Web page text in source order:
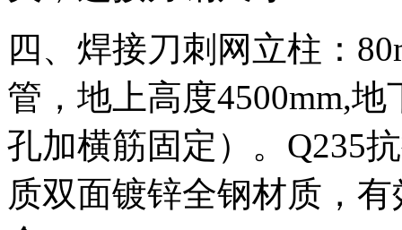
四、焊接刀刺网立柱：
管，地上高度4500mm,
孔加横筋固定）。Q235
质双面镀锌全钢材质，